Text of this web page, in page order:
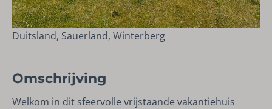
Duitsland, Sauerland, Winterberg
Omschrijving
Welkom in dit sfeervolle vrijstaande vakantiehuis